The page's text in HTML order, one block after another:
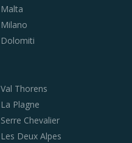
Malta
Milano
Dolomiti
Val Thorens
La Plagne
Serre Chevalier
Les Deux Alpes